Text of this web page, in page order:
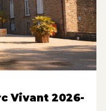
Vivant 2026-